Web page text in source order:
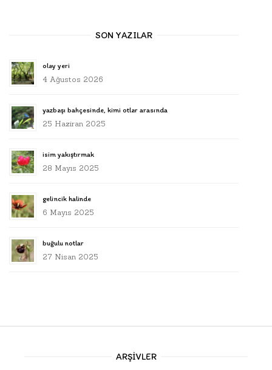
SON YAZILAR
olay yeri
4 Ağustos 2026
yazbaşı bahçesinde, kimi otlar arasında
25 Haziran 2025
isim yakıştırmak
28 Mayıs 2025
gelincik halinde
6 Mayıs 2025
buğulu notlar
27 Nisan 2025
ARŞIVLER